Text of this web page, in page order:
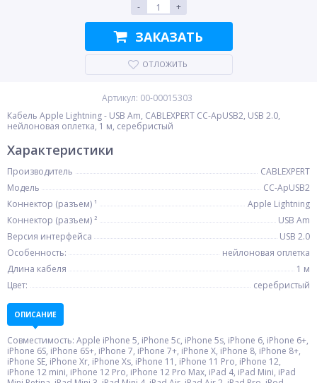
-
+
ЗАКАЗАТЬ
ОТЛОЖИТЬ
Артикул: 00-00015303
Кабель Apple Lightning - USB Am, CABLEXPERT CC-ApUSB2, USB 2.0,
нейлоновая оплетка, 1 м, серебристый
Характеристики
Производитель
CABLEXPERT
Модель
CC-ApUSB2
Коннектор (разъем) ¹
Apple Lightning
Коннектор (разъем) ²
USB Am
Версия интерфейса
USB 2.0
Особенность:
нейлоновая оплетка
Длина кабеля
1 м
Цвет:
серебристый
ОПИСАНИЕ
Совместимость: Apple iPhone 5, iPhone 5c, iPhone 5s, iPhone 6, iPhone 6+,
iPhone 6S, iPhone 6S+, iPhone 7, iPhone 7+, iPhone X, iPhone 8, iPhone 8+,
iPhone SE, iPhone Xr, iPhone Xs, iPhone 11, iPhone 11 Pro, iPhone 12,
iPhone 12 mini, iPhone 12 Pro, iPhone 12 Pro Max, iPad 4, iPad Mini, iPad